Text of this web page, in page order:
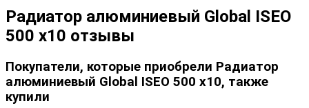
Радиатор алюминиевый Global ISEO
500 x10 отзывы
Покупатели, которые приобрели Радиатор
алюминиевый Global ISEO 500 x10, также
купили